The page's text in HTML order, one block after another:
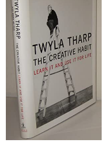
Comenzar a vender
Ayuda